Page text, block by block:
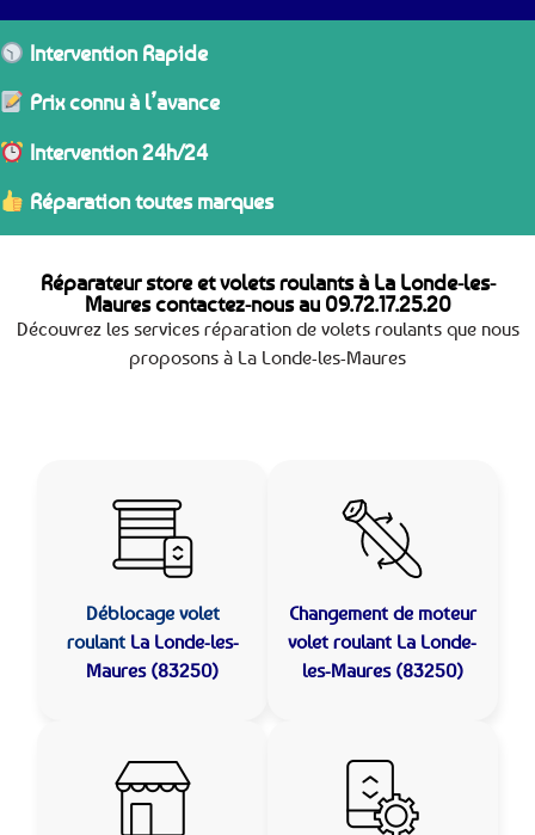
Intervention Rapide
Prix connu à l’avance
Intervention 24h/24
Réparation toutes marques
Réparateur store et volets roulants à La Londe-les-
Maures contactez-nous au 09.72.17.25.20
Découvrez les services réparation de volets roulants que nous
proposons à La Londe-les-Maures
Déblocage volet
roulant La Londe-les-
Maures (83250)
Changement de moteur
volet roulant La Londe-
les-Maures (83250)